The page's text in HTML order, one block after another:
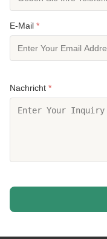
E-Mail *
Nachricht *